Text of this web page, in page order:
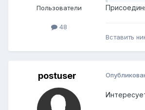
Пользователи
48
Вставить
postuser